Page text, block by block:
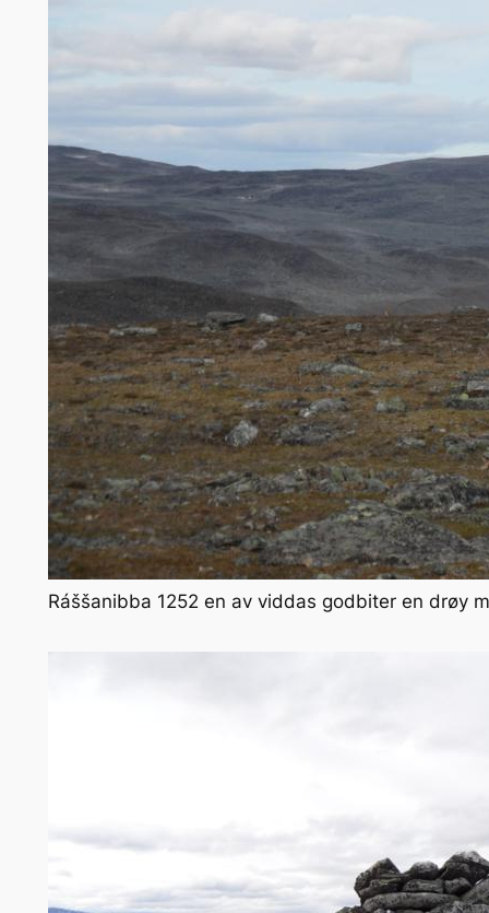
Ráššanibba 1252 en av viddas godbiter en drøy